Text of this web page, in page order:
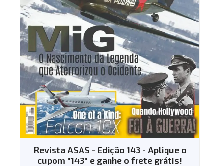
Revista ASAS - Edição 143 - Aplique o
cupom "143" e ganhe o frete grátis!